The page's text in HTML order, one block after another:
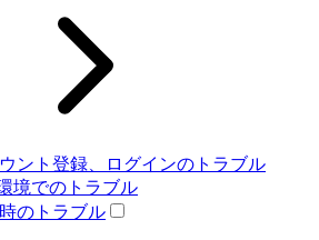
ント登録、ログインのトラブル
境でのトラブル
のトラブル